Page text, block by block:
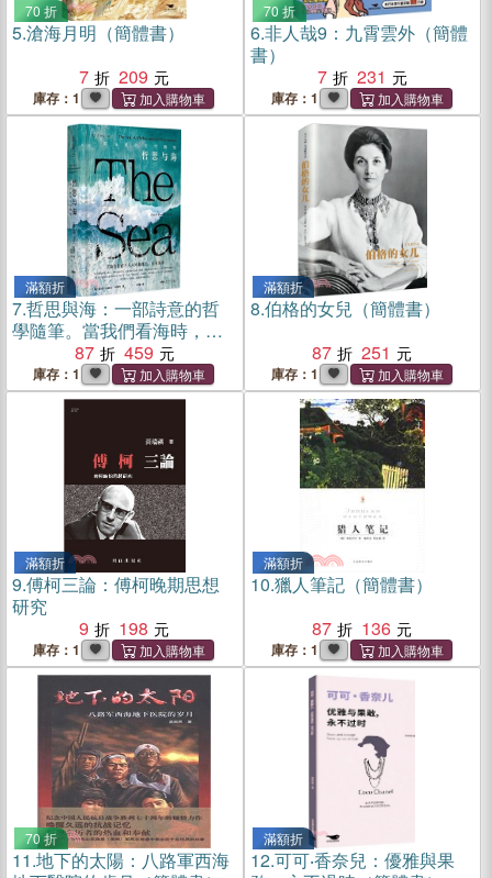
70 折
5.滄海月明（簡體書）
7
209
庫存：1
70 折
6.非人哉9：九霄雲外（簡體
書）
7
231
庫存：1
滿額折
7.哲思與海：一部詩意的哲
學隨筆。當我們看海時，我
們在想什麼（簡體書）
87 459
庫存：1
滿額折
8.伯格的女兒（簡體書）
87
251
庫存：1
滿額折
9.傅柯三論：傅柯晚期思想
研究
9
198
庫存：1
滿額折
10.獵人筆記（簡體書）
87
136
庫存：1
70 折
11.地下的太陽：八路軍西海
滿額折
12.可可‧香奈兒：優雅與果